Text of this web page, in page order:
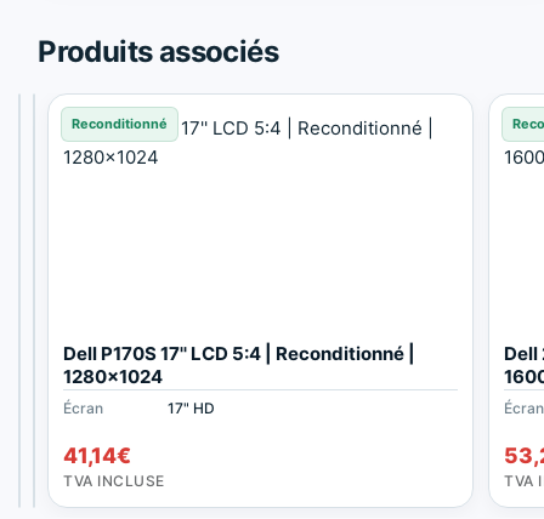
Produits associés
Reconditionné
Écran 20" Full HD
TVA
INCLUSE
Reconditionné
m
g
Écran 17" HD
TVA
INCLUSE
Reconditionné
Dell P170S 17'' LCD 5:4 | Reconditionné |
1280x1024
Écran 17" HD
41,14€
TVA INCLUSE
Dell
Écran
TVA